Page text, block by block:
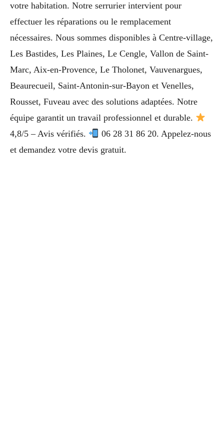
votre habitation. Notre serrurier intervient pour
effectuer les réparations ou le remplacement
nécessaires. Nous sommes disponibles à Centre-village,
Les Bastides, Les Plaines, Le Cengle, Vallon de Saint-
Marc, Aix-en-Provence, Le Tholonet, Vauvenargues,
Beaurecueil, Saint-Antonin-sur-Bayon et Venelles,
Rousset, Fuveau avec des solutions adaptées. Notre
équipe garantit un travail professionnel et durable.
4,8/5 – Avis vérifiés.
06 28 31 86 20. Appelez-nous
et demandez votre devis gratuit.